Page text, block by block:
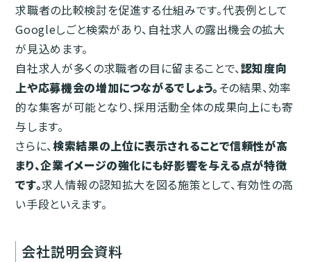
求職者の比較検討を促進する仕組みです。代表例として
Googleしごと検索があり、自社求人の露出機会の拡大
が見込めます。
自社求人が多くの求職者の目に留まることで、認知度向
上や応募機会の増加につながるでしょう。その結果、効率
的な集客が可能となり、採用活動全体の成果向上にも寄
与します。
さらに、検索結果の上位に表示されることで信頼性が高
まり、企業イメージの強化にも好影響を与える点が特徴
です。求人情報の認知拡大を図る施策として、有効性の高
い手段といえます。
会社説明会資料